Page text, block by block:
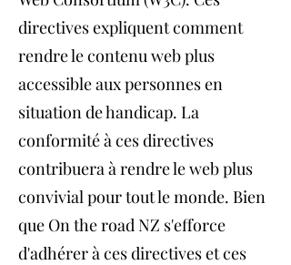
directives expliquent comment
rendre le contenu web plus
accessible aux personnes en
situation de handicap. La
conformité à ces directives
contribuera à rendre le web plus
convivial pour tout le monde. Bien
que On the road NZ s'efforce
d'adhérer à ces directives et ces